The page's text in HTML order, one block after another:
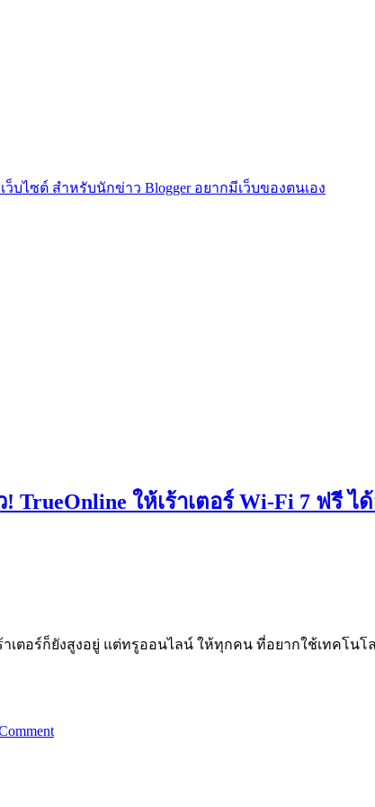
บไซต์ สำหรับนักข่าว Blogger อยากมีเว็บของตนเอง
! TrueOnline ให้เร้าเตอร์ Wi-Fi 7 ฟ
าเตอร์ก็ยังสูงอยู่ แต่ทรูออนไลน์ ให้ทุกคน ที่อยากใช้เทคโน